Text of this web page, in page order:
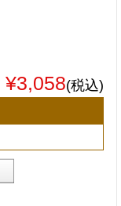
¥3,058(税込)